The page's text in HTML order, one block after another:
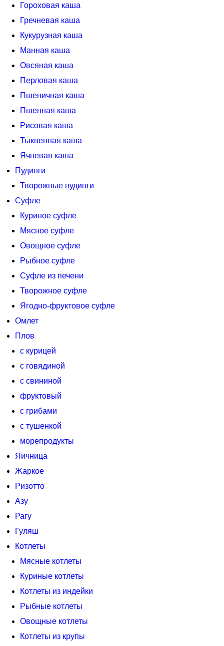
Гороховая каша
Гречневая каша
Кукурузная каша
Манная каша
Овсяная каша
Перловая каша
Пшеничная каша
Пшенная каша
Рисовая каша
Тыквенная каша
Ячневая каша
Пудинги
Творожные пудинги
Суфле
Куриное суфле
Мясное суфле
Овощное суфле
Рыбное суфле
Суфле из печени
Творожное суфле
Ягодно-фруктовое суфле
Омлет
Плов
с курицей
с говядиной
с свининой
фруктовый
с грибами
с тушенкой
морепродукты
Яичница
Жаркое
Ризотто
Азу
Рагу
Гуляш
Котлеты
Мясные котлеты
Куриные котлеты
Котлеты из индейки
Рыбные котлеты
Овощные котлеты
Котлеты из крупы